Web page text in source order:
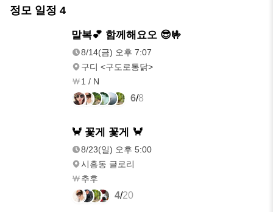
정모 일정 4
말복💕 함께해요오 😎🤟
8/14(금) 오후 7:07
구디 <구도로통닭>
1 / N
6/8
🦀 꽃게 꽃게 🦀
8/23(일) 오후 5:00
시흥동 글로리
추후
4/20